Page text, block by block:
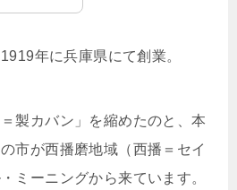
年に兵庫県にて創業。
製カバン」を縮めたのと、本
市が西播磨地域（西播＝セイ
ミーニングから来ています。